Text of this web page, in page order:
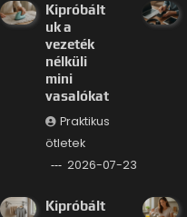
Kipróbált
uk a
vezeték
nélküli
mini
vasalókat
Praktikus
ötletek
2026-07-23
Kipróbált